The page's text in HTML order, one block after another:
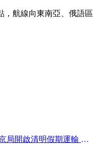
，航線向東南亞、俄語區
后一篇：國鐵北京局開啟清明假期運輸 預計發送旅客737萬人次